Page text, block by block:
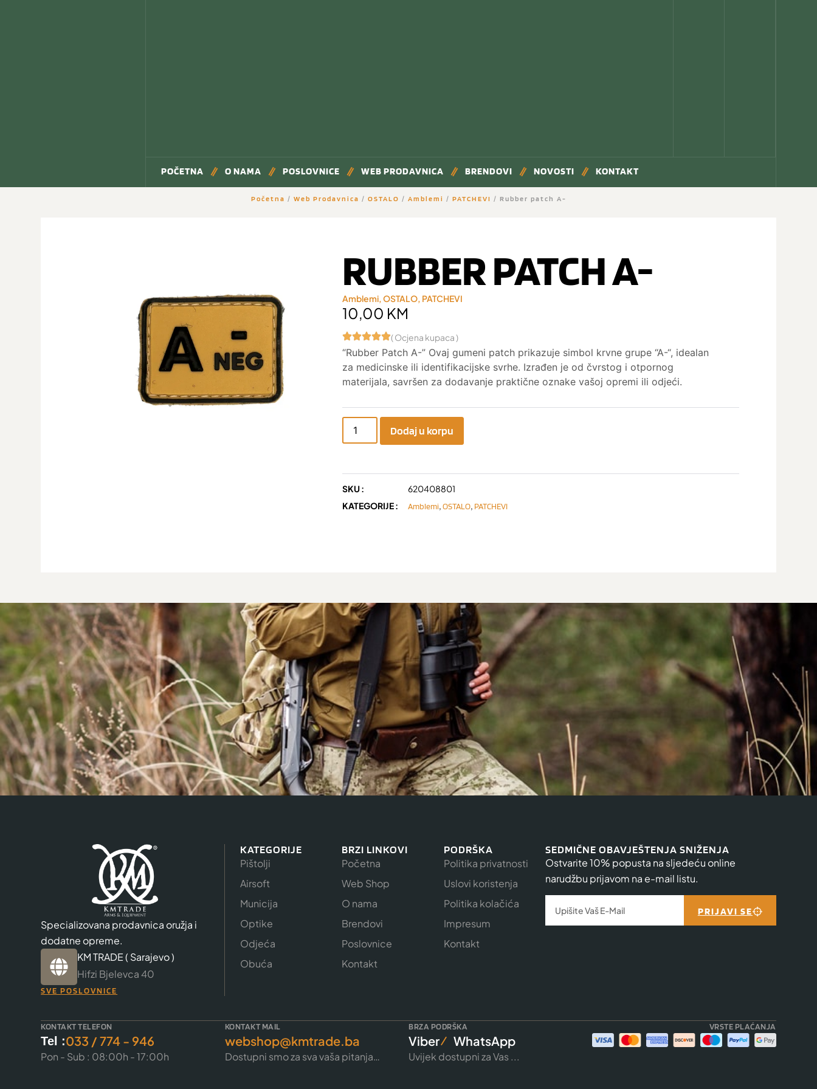
POČETNA O NAMA POSLOVNICE WEB PRODAVNICA BRENDOVI NOVOSTI KONTAKT
Početna / Web Prodavnica / OSTALO / Amblemi / PATCHEVI / Rubber patch A-
RUBBER PATCH A-
Amblemi,OSTALO, PATCHEVI
10,00 KM
( Ocjena kupaca )
“Rubber Patch A-” Ovaj gumeni patch prikazuje simbol krvne grupe “A-“, idealan
za medicinske ili identifikacijske svrhe. Izrađen je od čvrstog i otpornog
materijala, savršen za dodavanje praktične oznake vašoj opremi ili odjeći.
Dodaj u korpu
SKU :
620408801
KATEGORIJE :
Amblemi,OSTALO, PATCHEVI
Specializovana prodavnica oružja i
dodatne opreme.
KM TRADE ( Sarajevo )
Hifzi Bjelevca 40
SVE POSLOVNICE
KATEGORIJE
Pištolji
Airsoft
Municija
Optike
Odjeća
Obuća
BRZI LINKOVI
Početna
Web Shop
O nama
Brendovi
Poslovnice
Kontakt
PODRŠKA
Politika privatnosti
Uslovi koristenja
Politika kolačića
Impresum
Kontakt
SEDMIČNE OBAVJEŠTENJA SNIŽENJA
Ostvarite 10% popusta na sljedeću online
narudžbu prijavom na e-mail listu.
PRIJAVI SE
KONTAKT TELEFON
Tel :033 / 774 - 946
Pon - Sub : 08:00h - 17:00h
KONTAKT MAIL
webshop@kmtrade.ba
Dostupni smo za sva vaša pitanja…
BRZA PODRŠKA
Viber WhatsApp
Uvijek dostupni za Vas ...
VRSTE PLAĆANJA